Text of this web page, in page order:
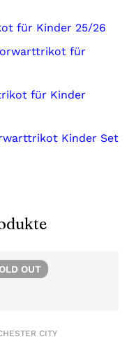
für Kinder 25/26
für
für Kinder
Kinder Set
OUT
CITY